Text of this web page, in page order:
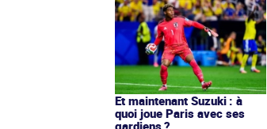
Et maintenant Suzuki : à
quoi joue Paris avec ses